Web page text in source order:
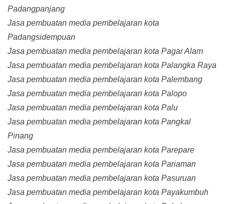
Padangpanjang
Jasa pembuatan media pembelajaran kota
Padangsidempuan
Jasa pembuatan media pembelajaran kota Pagar Alam
Jasa pembuatan media pembelajaran kota Palangka Raya
Jasa pembuatan media pembelajaran kota Palembang
Jasa pembuatan media pembelajaran kota Palopo
Jasa pembuatan media pembelajaran kota Palu
Jasa pembuatan media pembelajaran kota Pangkal
Pinang
Jasa pembuatan media pembelajaran kota Parepare
Jasa pembuatan media pembelajaran kota Pariaman
Jasa pembuatan media pembelajaran kota Pasuruan
Jasa pembuatan media pembelajaran kota Payakumbuh